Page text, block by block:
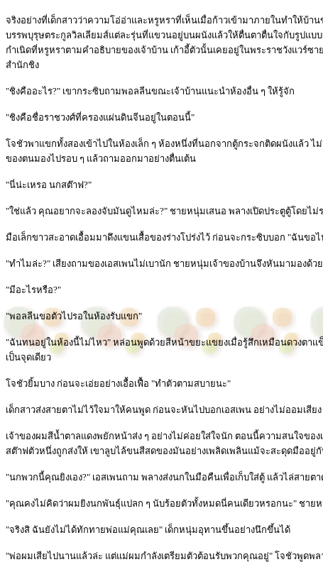
จริงอย่างที่เด็กสาวว่าความโอ่อ่าและหรูหราที่เห็นเมื่อก้าวเข้ามาภายในทำให้บ้า
บรรพบุรุษตระกูลวิลเลียมส์แต่ละรุ่นที่แขวนอยู่บนผนังแล้วให้ตื่นตาตื่นใจกับรูปแบ
กำเนิดที่หรูหราตามคำอธิบายของเจ้าบ้าน เก้าอี้ตัวนั้นเคยอยู่ในพระราชวังแวร์
สำนักชิง
"ชิงคืออะไร?" เขากระซิบถามพอลลีนขณะเจ้าบ้านแนะนำห้องอื่น ๆ ให้รู้จัก
"ชิงคือชื่อราชวงศ์ที่ครองแผ่นดินจีนอยู่ในตอนนี้"
โจชัวพาแขกทั้งสองเข้าไปในห้องเล็ก ๆ ห้องหนึ่งที่นอกจากตู้กระจกติดผนังแล้ว ไ
ของตนมองไปรอบ ๆ แล้วถามออกมาอย่างตื่นเต้น
"นี่น่ะเหรอ นกสต๊าฟ?"
"ใช่แล้ว คุณอยากจะลองจับมันดูไหมล่ะ?" ชายหนุ่มเสนอ พลางเปิดประตูตู้โดยไม่
มือเล็กขาวสะอาดเอื้อมมาดึงแขนเสื้อของร่างโปร่งไว้ ก่อนจะกระซิบบอก "ฉันข
"ทำไมล่ะ?" เสียงถามของเอสเพนไม่เบานัก ชายหนุ่มเจ้าของบ้านจึงหันมามองด้ว
"มีอะไรหรือ?"
"พอลลีนขอตัวไปรอในห้องรับแขก"
"ฉันทนอยู่ในห้องนี้ไม่ไหว" หล่อนพูดด้วยสีหน้าขยะแขยงเมื่อรู้สึกเหมือนดวงตาแ
เป็นจุดเดียว
โจชัวยิ้มบาง ก่อนจะเอ่ยอย่างเอื้อเฟื้อ "ทำตัวตามสบายนะ"
เด็กสาวส่งสายตาไม่ไว้ใจมาให้คนพูด ก่อนจะหันไปบอกเอสเพน อย่างไม่ออมเสียง
เจ้าของผมสีน้ำตาลแดงพยักหน้าส่ง ๆ อย่างไม่ค่อยใส่ใจนัก ตอนนี้ความสนใจขอ
สต๊าฟตัวหนึ่งถูกส่งให้ เขาลูบไล้ขนสีสดของมันอย่างเพลิดเพลินแม้จะสะดุดมืออยู่
"นกพวกนี้คุณยิงเอง?" เอสเพนถาม พลางส่งนกในมือคืนเพื่อเก็บใส่ตู้ แล้วไล่สายต
"คุณคงไม่คิดว่าผมยิงนกพันธุ์แปลก ๆ นับร้อยตัวทั้งหมดนี่คนเดียวหรอกนะ" ชายห
"จริงสิ ฉันยังไม่ได้ทักทายพ่อแม่คุณเลย" เด็กหนุ่มอุทานขึ้นอย่างนึกขึ้นได้
"พ่อผมเสียไปนานแล้วล่ะ แต่แม่ผมกำลังเตรียมตัวต้อนรับพวกคุณอยู่" โจชัวพูดพล